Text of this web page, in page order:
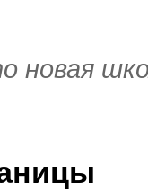
новая